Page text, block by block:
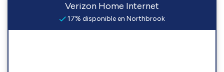
Verizon Home Internet
17% disponible en Northbrook